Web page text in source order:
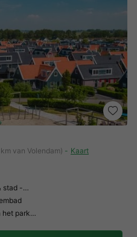
van Volendam) Kaart
stad -…
het park…